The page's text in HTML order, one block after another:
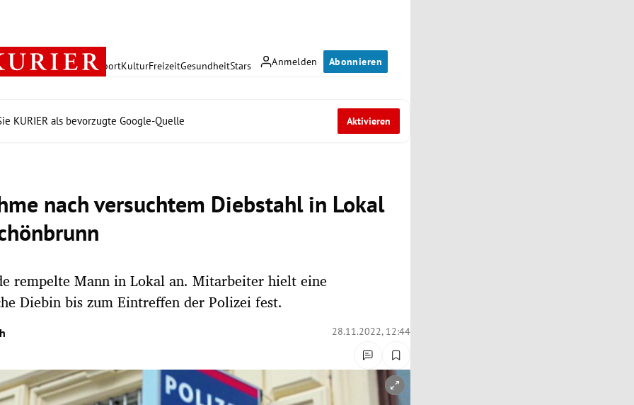
Anmelden Abonnieren
PolitikWirtschaft SportKulturFreizeitGesundheitStars
KURIER als bevorzugte Google-Quelle Aktivieren
nach versuchtem Diebstahl in Lokal
rempelte Mann in Lokal an. Mitarbeiter hielt eine
Diebin bis zum Eintreffen der Polizei fest.
28.11.2022, 12:44
öffnen/schließen